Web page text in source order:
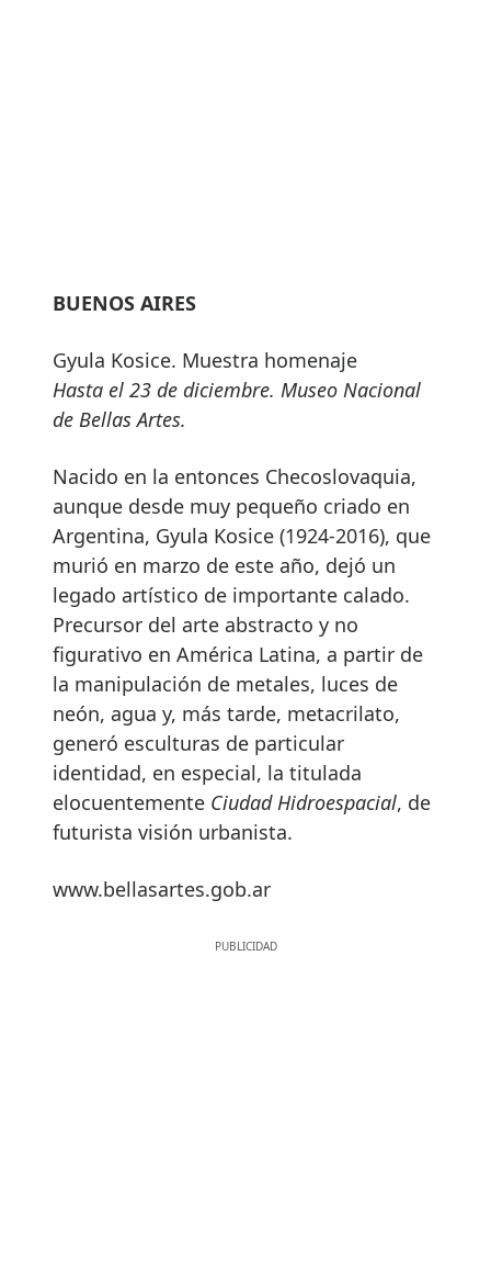
BUENOS AIRES
Gyula Kosice. Muestra homenaje
Hasta el 23 de diciembre. Museo Nacional
de Bellas Artes.
Nacido en la entonces Checoslovaquia,
aunque desde muy pequeño criado en
Argentina, Gyula Kosice (1924-2016), que
murió en marzo de este año, dejó un
legado artístico de importante calado.
Precursor del arte abstracto y no
figurativo en América Latina, a partir de
la manipulación de metales, luces de
neón, agua y, más tarde, metacrilato,
generó esculturas de particular
identidad, en especial, la titulada
elocuentemente Ciudad Hidroespacial, de
futurista visión urbanista.
www.bellasartes.gob.ar